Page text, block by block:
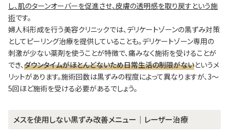
し、肌のターンオーバーを促進させ、皮膚の透明感を取り戻すという施
術です。
婦人科形成を行う美容クリニックでは、デリケートゾーンの黒ずみ対策
としてピーリング治療を提供していることも。デリケートゾーン専用の
刺激が少ない薬剤を使うことが特徴で、痛みなく施術を受けることが
でき、ダウンタイムがほとんどないため日常生活の制限がないというメ
リットがあります。施術回数は黒ずみの程度によって異なりますが、3～
5回ほど施術を受ける必要があるでしょう。
メスを使用しない黒ずみ改善メニュー│レーザー治療